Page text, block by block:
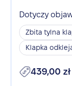
Dotyczy
Zbita tylna
Klapka
439,00 zł